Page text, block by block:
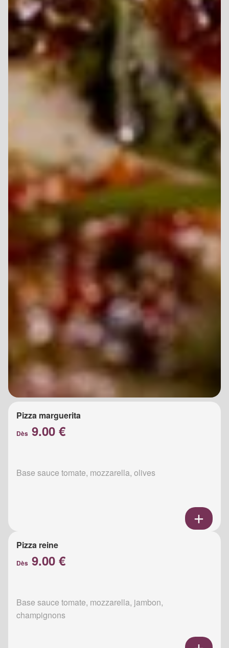
Pizza marguerita
Dès 9.00 €
Base sauce tomate, mozzarella, olives
Pizza reine
Dès 9.00 €
Base sauce tomate, mozzarella, jambon,
champignons